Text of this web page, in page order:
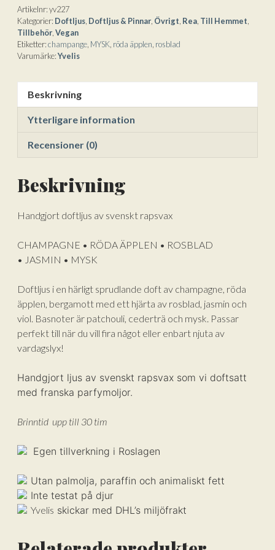
Artikelnr:yv227
Kategorier: Doftljus Doftljus & Pinnar Övrigt Rea Till Hemmet
Tillbehör Vegan
Etiketter:champange MYSK röda äpplen rosblad
Varumärke:Yvelis
Beskrivning
Ytterligare information
Recensioner (0)
Beskrivning
Handgjort doftljus av svenskt rapsvax
CHAMPAGNE • RÖDA ÄPPLEN • ROSBLAD
• JASMIN • MYSK
Doftljus i en härligt sprudlande doft av champagne, röda
äpplen, bergamott med ett hjärta av rosblad, jasmin och
viol. Basnoter är patchouli, cederträ och mysk. Passar
perfekt till när du vill fira något eller enbart njuta av
vardagslyx!
Handgjort ljus av svenskt rapsvax som vi doftsatt
med franska parfymoljor.
Brinntid upp till 30 tim
Egen tillverkning i Roslagen
Utan palmolja, paraffin och animaliskt fett
Inte testat på djur
Yvelis skickar med DHL’s miljöfrakt